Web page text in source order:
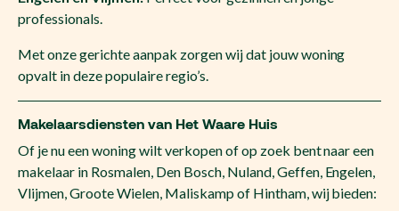
professionals.
Met onze gerichte aanpak zorgen wij dat jouw woning
opvalt in deze populaire regio’s.
Makelaarsdiensten van Het Waare Huis
Of je nu een woning wilt verkopen of op zoek bent naar een
makelaar in Rosmalen, Den Bosch, Nuland, Geffen, Engelen,
Vlijmen, Groote Wielen, Maliskamp of Hintham, wij bieden: